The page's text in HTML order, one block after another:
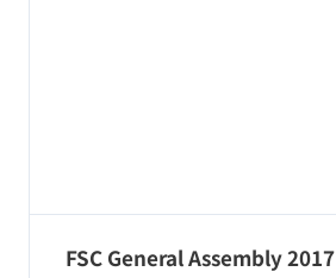
FSC General Assembly 2017